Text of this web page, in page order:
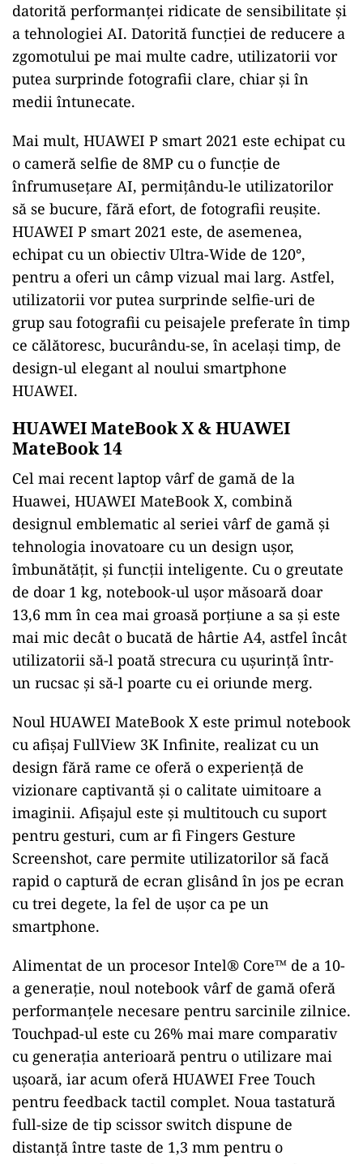
datorită performanței ridicate de sensibilitate și
a tehnologiei AI. Datorită funcției de reducere a
zgomotului pe mai multe cadre, utilizatorii vor
putea surprinde fotografii clare, chiar și în
medii întunecate.
Mai mult, HUAWEI P smart 2021 este echipat cu
o cameră selfie de 8MP cu o funcție de
înfrumusețare AI, permițându-le utilizatorilor
să se bucure, fără efort, de fotografii reușite.
HUAWEI P smart 2021 este, de asemenea,
echipat cu un obiectiv Ultra-Wide de 120°,
pentru a oferi un câmp vizual mai larg. Astfel,
utilizatorii vor putea surprinde selfie-uri de
grup sau fotografii cu peisajele preferate în timp
ce călătoresc, bucurându-se, în același timp, de
design-ul elegant al noului smartphone
HUAWEI.
HUAWEI MateBook X & HUAWEI
MateBook 14
Cel mai recent laptop vârf de gamă de la
Huawei, HUAWEI MateBook X, combină
designul emblematic al seriei vârf de gamă și
tehnologia inovatoare cu un design ușor,
îmbunătățit, și funcții inteligente. Cu o greutate
de doar 1 kg, notebook-ul ușor măsoară doar
13,6 mm în cea mai groasă porțiune a sa și este
mai mic decât o bucată de hârtie A4, astfel încât
utilizatorii să-l poată strecura cu ușurință într-
un rucsac și să-l poarte cu ei oriunde merg.
Noul HUAWEI MateBook X este primul notebook
cu afișaj FullView 3K Infinite, realizat cu un
design fără rame ce oferă o experiență de
vizionare captivantă și o calitate uimitoare a
imaginii. Afișajul este și multitouch cu suport
pentru gesturi, cum ar fi Fingers Gesture
Screenshot, care permite utilizatorilor să facă
rapid o captură de ecran glisând în jos pe ecran
cu trei degete, la fel de ușor ca pe un
smartphone.
Alimentat de un procesor Intel® Core™ de a 10-
a generație, noul notebook vârf de gamă oferă
performanțele necesare pentru sarcinile zilnice.
Touchpad-ul este cu 26% mai mare comparativ
cu generația anterioară pentru o utilizare mai
ușoară, iar acum oferă HUAWEI Free Touch
pentru feedback tactil complet. Noua tastatură
full-size de tip scissor switch dispune de
distanță între taste de 1,3 mm pentru o